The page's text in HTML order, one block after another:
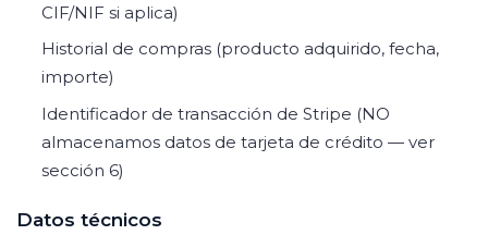
CIF/NIF si aplica)
Historial de compras (producto adquirido, fecha,
importe)
Identificador de transacción de Stripe (NO
almacenamos datos de tarjeta de crédito — ver
sección 6)
Datos técnicos